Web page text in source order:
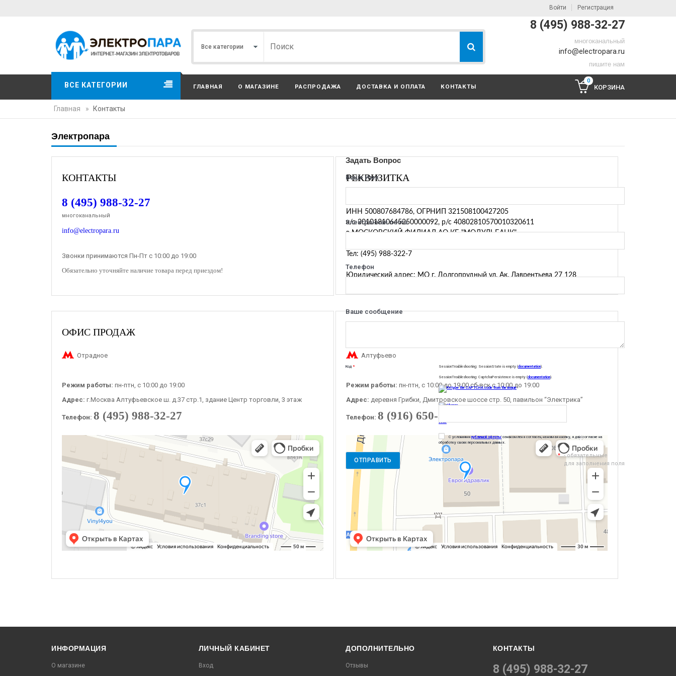
Войти Регистрация
8 (495) 988-32-27
многоканальный
info@electropara.ru
пишите нам
ВСЕ КАТЕГОРИИ ГЛАВНАЯ О МАГАЗИНЕ РАСПРОДАЖА ДОСТАВКА И ОПЛАТА КОНТАКТЫ
0
КОРЗИНА
Главная » Контакты
Электропара
КОНТАКТЫ
8 (495) 988-32-27
многоканальный
info@electropara.ru
Звонки принимаются Пн-Пт с 10:00 до 19:00
Обязательно уточняйте наличие товара перед приездом!
РЕКВИЗИТКА
ИНН 500807684786, ОГРНИП 321508100427205
к/с 30101810645250000092, р/с 40802810570010320611
в МОСКОВСКИЙ ФИЛИАЛ АО КБ "МОДУЛЬБАНК"
Тел: (495) 988-322-7
Юридический адрес: МО г. Долгопрудный ул. Ак. Лаврентьева 27 128
ОФИС ПРОДАЖ
Отрадное
Режим работы: пн-птн, с 10:00 до 19:00
Адрес: г.Москва Алтуфьевское ш. д.37 стр.1, здание Центр торговли, 3 этаж
Телефон: 8 (495) 988-32-27
Алтуфьево
Режим работы: пн-птн, с 10:00 до 19:00 сб-вск с 10:00 до 19:00
Адрес: деревня Грибки, Дмитровское шоссе стр. 50, павильон “Электрика”
Телефон: 8 (916) 650-38-66
Задать Вопрос
Ваше Имя
Электронная почта
Телефон
Ваше сообщение
Код SessionTroubleshooting: SessionState is empty (documentation).
SessionTroubleshooting: CaptchaPersistence is empty (documentation).
С условиями публичной офертыознакомлен и согласен, нажимая кнопку, я даю согласие на
обработку своих персональных данных.
- обязательные
для заполнения поля
ИНФОРМАЦИЯ
О магазине
ЛИЧНЫЙ КАБИНЕТ
Вход
ДОПОЛНИТЕЛЬНО
Отзывы
КОНТАКТЫ
8 (495) 988-32-27